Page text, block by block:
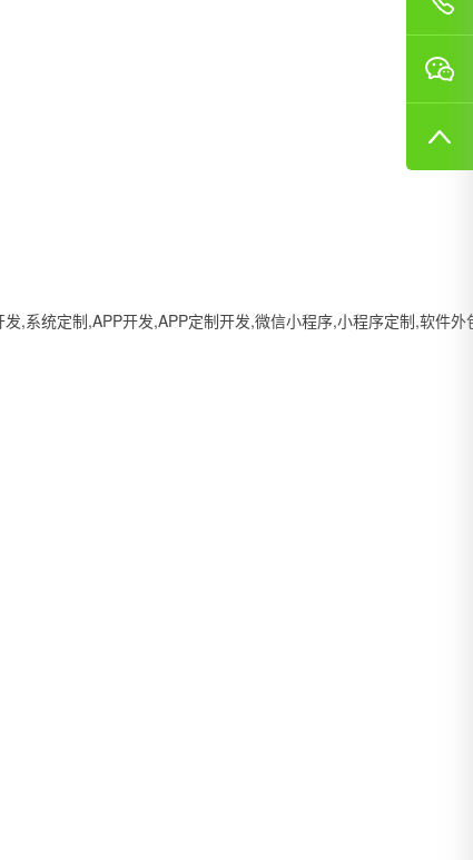
,系统定制,APP开发,APP定制开发,微信小程序,小程序定制,软件外